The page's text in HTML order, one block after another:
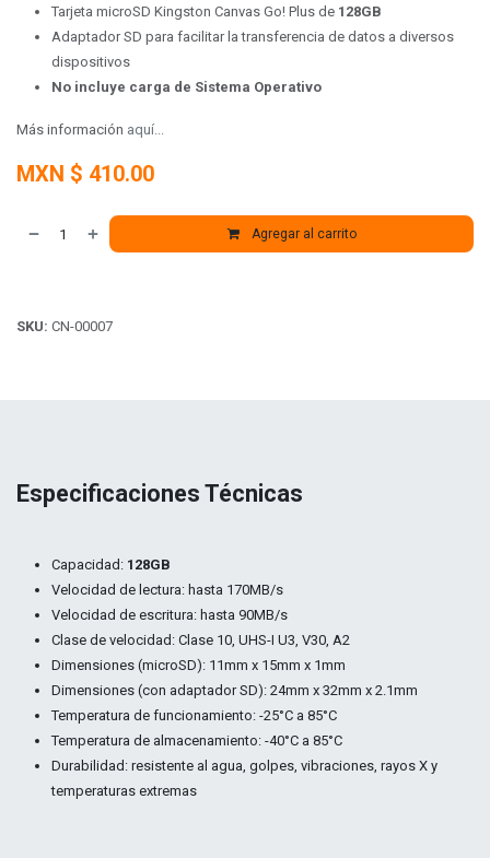
Tarjeta microSD Kingston Canvas Go! Plus de 128GB
Adaptador SD para facilitar la transferencia de datos a diversos
dispositivos
No incluye carga de Sistema Operativo
Más información aquí...
MXN $ 410.00
Agregar al carrito
SKU: CN-00007
Especificaciones Técnicas
Capacidad: 128GB
Velocidad de lectura: hasta 170MB/s
Velocidad de escritura: hasta 90MB/s
Clase de velocidad: Clase 10, UHS-I U3, V30, A2
Dimensiones (microSD): 11mm x 15mm x 1mm
Dimensiones (con adaptador SD): 24mm x 32mm x 2.1mm
Temperatura de funcionamiento: -25°C a 85°C
Temperatura de almacenamiento: -40°C a 85°C
Durabilidad: resistente al agua, golpes, vibraciones, rayos X y
temperaturas extremas